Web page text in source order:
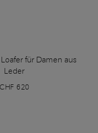
für Damen aus
Leder
CHF 620